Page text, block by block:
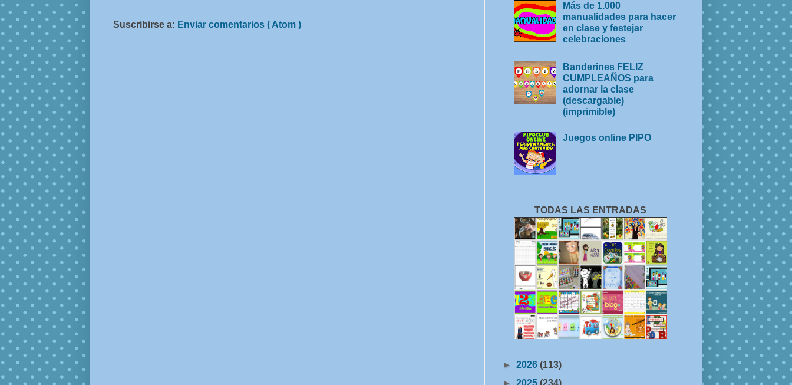
Suscribirse a: Enviar comentarios ( Atom )
Más de 1.000
manualidades para hacer
en clase y festejar
celebraciones
Banderines FELIZ
CUMPLEAÑOS para
adornar la clase
(descargable)
(imprimible)
Juegos online PIPO
TODAS LAS ENTRADAS
► 2026 (113)